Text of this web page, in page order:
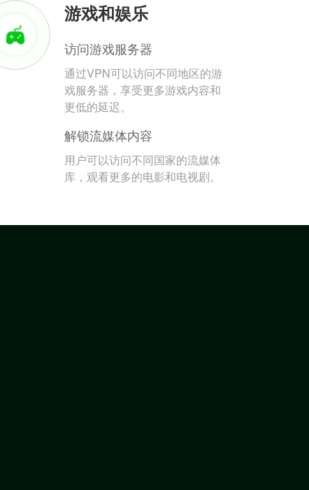
游戏和娱乐
访问游戏服务器
通过VPN可以访问不同地区的游
戏服务器，享受更多游戏内容和
更低的延迟。
解锁流媒体内容
用户可以访问不同国家的流媒体
库，观看更多的电影和电视剧。